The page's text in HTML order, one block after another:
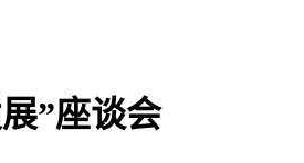
”座谈会